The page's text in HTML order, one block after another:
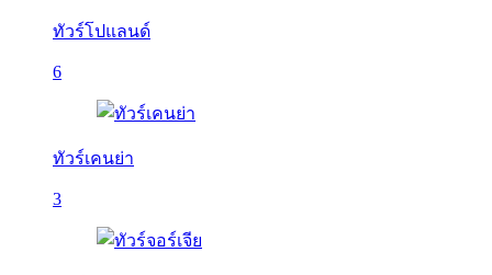
ทัวร์โปแลนด์
6
ทัวร์เคนย่า
3